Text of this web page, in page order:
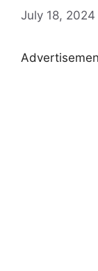
July 18, 2024